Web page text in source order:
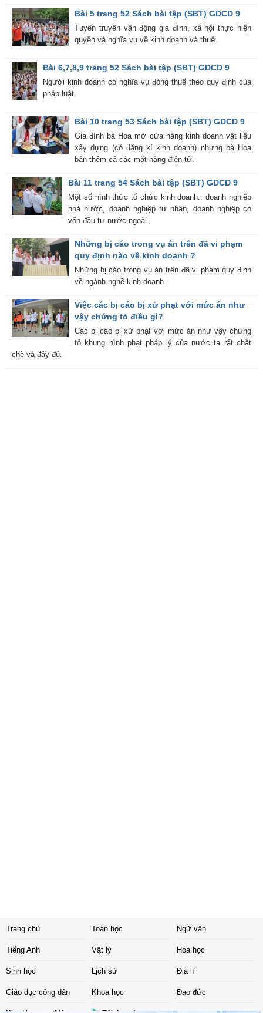
Bài 5 trang 52 Sách bài tập (SBT) GDCD 9
Tuyên truyền vận động gia đình, xã hội thực hiện
quyền và nghĩa vụ về kinh doanh và thuế.
Bài 6,7,8,9 trang 52 Sách bài tập (SBT) GDCD 9
Người kinh doanh có nghĩa vụ đóng thuế theo quy định của
pháp luật.
Bài 10 trang 53 Sách bài tập (SBT) GDCD 9
Gia đình bà Hoa mở cửa hàng kinh doanh vật liệu
xây dựng (có đăng kí kinh doanh) nhưng bà Hoa
bán thêm cả các mặt hàng điện tử.
Bài 11 trang 54 Sách bài tập (SBT) GDCD 9
Một số hình thức tổ chức kinh doanh:: doanh nghiệp
nhà nước, doanh nghiệp tư nhân, doanh nghiệp có
vốn đầu tư nước ngoài.
Những bị cáo trong vụ án trên đã vi phạm
quy định nào về kinh doanh ?
Những bị cáo trong vụ án trên đã vi phạm quy định
về ngành nghề kinh doanh.
Việc các bị cáo bị xử phạt với mức án như
vậy chứng tỏ điều gì?
Các bị cáo bị xử phạt với mức án như vậy chứng
tỏ khung hình phạt pháp lý của nước ta rất chặt
chẽ và đầy đủ.
Trang chủ Toán học Ngữ văn
Tiếng Anh Vật lý Hóa học
Sinh học Lịch sử Địa lí
Giáo dục công dân Khoa học Đạo đức